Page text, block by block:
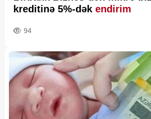
kreditinə 5%-dək endirim
94